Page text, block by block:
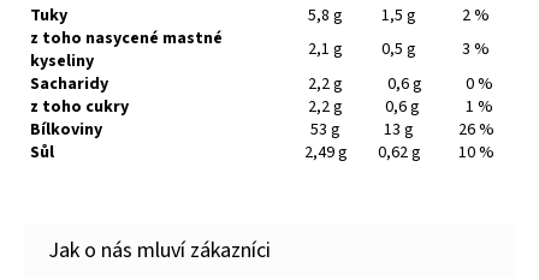
Tuky
5,8 g 1,5 g
2 %
z toho nasycené mastné
kyseliny
2,1 g 0,5 g
3 %
Sacharidy
2,2 g 0,6 g
0 %
z toho cukry
2,2 g 0,6 g
1 %
Bílkoviny
53 g 13 g
26 %
Sůl
2,49 g 0,62 g 10 %